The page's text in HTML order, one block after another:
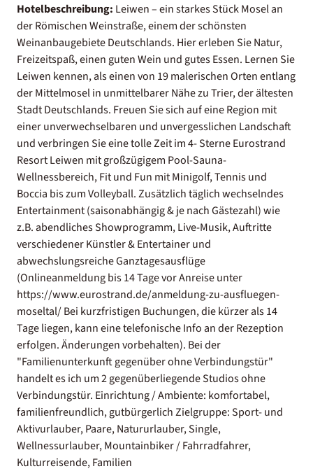
Hotelbeschreibung: Leiwen – ein starkes Stück Mosel an
der Römischen Weinstraße, einem der schönsten
Weinanbaugebiete Deutschlands. Hier erleben Sie Natur,
Freizeitspaß, einen guten Wein und gutes Essen. Lernen Sie
Leiwen kennen, als einen von 19 malerischen Orten entlang
der Mittelmosel in unmittelbarer Nähe zu Trier, der ältesten
Stadt Deutschlands. Freuen Sie sich auf eine Region mit
einer unverwechselbaren und unvergesslichen Landschaft
und verbringen Sie eine tolle Zeit im 4- Sterne Eurostrand
Resort Leiwen mit großzügigem Pool-Sauna-
Wellnessbereich, Fit und Fun mit Minigolf, Tennis und
Boccia bis zum Volleyball. Zusätzlich täglich wechselndes
Entertainment (saisonabhängig & je nach Gästezahl) wie
z.B. abendliches Showprogramm, Live-Musik, Auftritte
verschiedener Künstler & Entertainer und
abwechslungsreiche Ganztagesausflüge
(Onlineanmeldung bis 14 Tage vor Anreise unter
https://www.eurostrand.de/anmeldung-zu-ausfluegen-
moseltal/ Bei kurzfristigen Buchungen, die kürzer als 14
Tage liegen, kann eine telefonische Info an der Rezeption
erfolgen. Änderungen vorbehalten). Bei der
"Familienunterkunft gegenüber ohne Verbindungstür"
handelt es ich um 2 gegenüberliegende Studios ohne
Verbindungstür. Einrichtung / Ambiente: komfortabel,
familienfreundlich, gutbürgerlich Zielgruppe: Sport- und
Aktivurlauber, Paare, Natururlauber, Single,
Wellnessurlauber, Mountainbiker / Fahrradfahrer,
Kulturreisende, Familien